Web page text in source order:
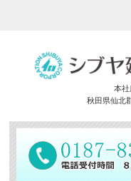
本社
秋田県仙北